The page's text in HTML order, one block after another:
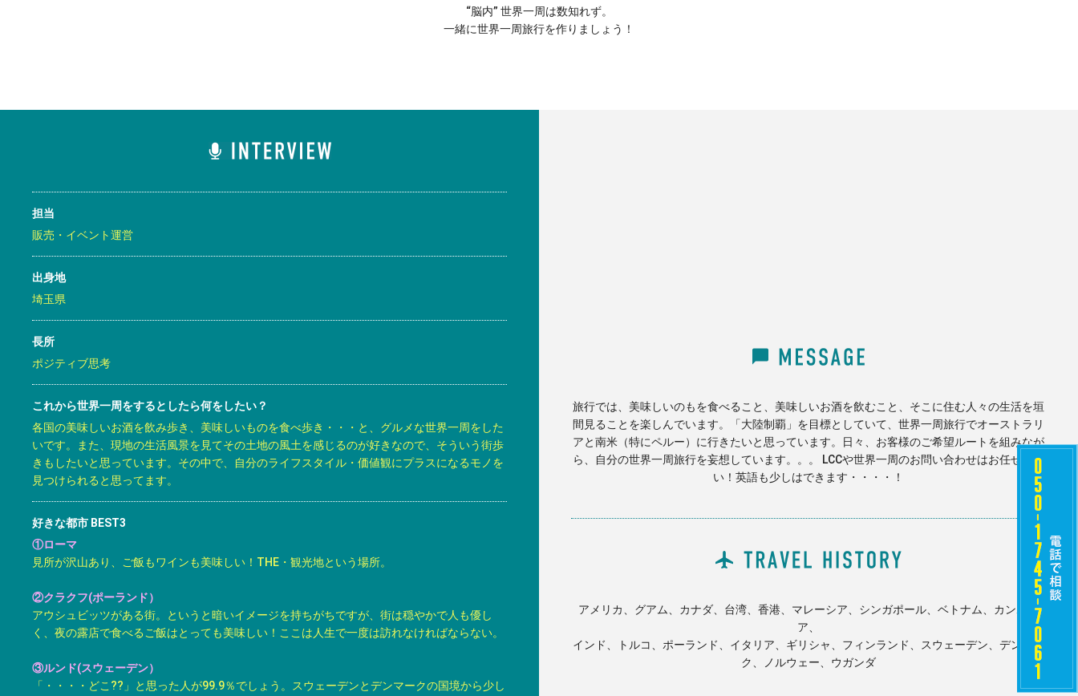
“脳内” 世界一周は数知れず。
一緒に世界一周旅行を作りましょう！
担当
販売・イベント運営
出身地
埼玉県
長所
ポジティブ思考
これから世界一周をするとしたら何をしたい？
各国の美味しいお酒を飲み歩き、美味しいものを食べ歩き・・・と、グルメな世界一周をした
いです。また、現地の生活風景を見てその土地の風土を感じるのが好きなので、そういう街歩
きもしたいと思っています。その中で、自分のライフスタイル・価値観にプラスになるモノを
見つけられると思ってます。
好きな都市 BEST3
①ローマ
見所が沢山あり、ご飯もワインも美味しい！THE・観光地という場所。
②クラクフ(ポーランド）
アウシュビッツがある街。というと暗いイメージを持ちがちですが、街は穏やかで人も優し
く、夜の露店で食べるご飯はとっても美味しい！ここは人生で一度は訪れなければならない。
③ルンド(スウェーデン）
「・・・・どこ??」と思った人が99.9％でしょう。スウェーデンとデンマークの国境から少し
旅行では、美味しいのもを食べること、美味しいお酒を飲むこと、そこに住む人々の生活を垣
間見ることを楽しんでいます。「大陸制覇」を目標としていて、世界一周旅行でオーストラリ
アと南米（特にペルー）に行きたいと思っています。日々、お客様のご希望ルートを組みなが
ら、自分の世界一周旅行を妄想しています。。。 LCCや世界一周のお問い合わせはお任せ下さ
い！英語も少しはできます・・・・！
アメリカ、グアム、カナダ、台湾、香港、マレーシア、シンガポール、ベトナム、カンボジ
ア、
インド、トルコ、ポーランド、イタリア、ギリシャ、フィンランド、スウェーデン、デンマー
ク、ノルウェー、ウガンダ